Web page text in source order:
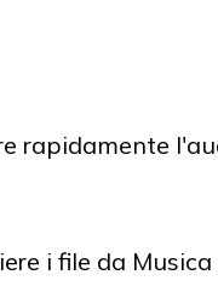
rapidamente
i file da